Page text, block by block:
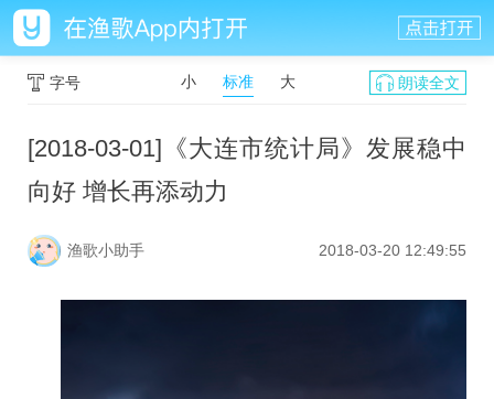
字号 小 标准 大 朗读全文
[2018-03-01]《大连市统计局》发展稳中
向好 增长再添动力
渔歌小助手 2018-03-20 12:49:55